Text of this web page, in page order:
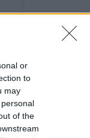
or
to
may
of the